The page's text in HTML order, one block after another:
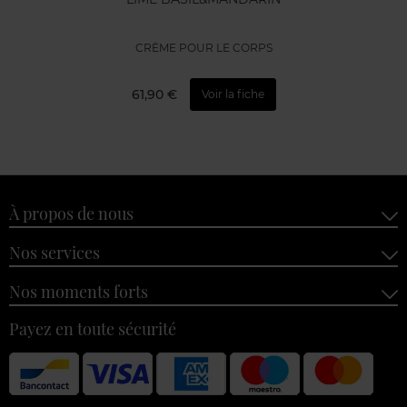
CRÈME POUR LE CORPS
61,90 € Voir la fiche
À propos de nous
Nos services
Nos moments forts
Payez en toute sécurité